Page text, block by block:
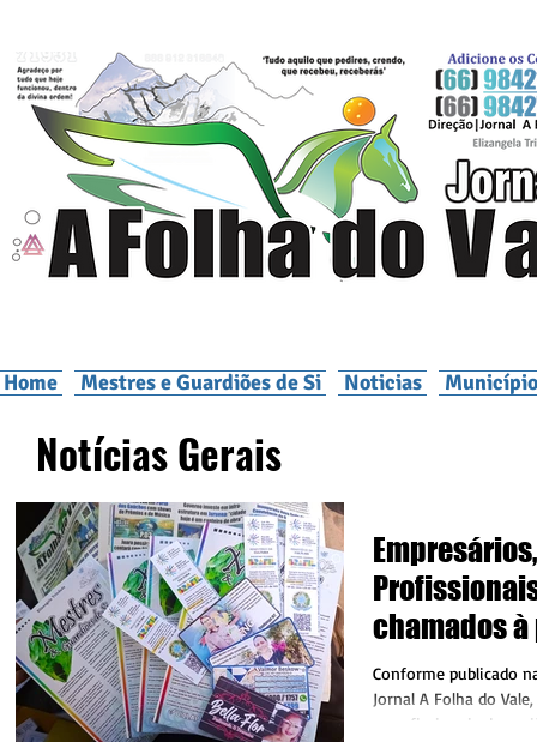
Home Mestres e Guardiões de Si Noticias
Notícias Gerais
Empresários,
chamados
ativamente
Cultural
Conforme publicado
Jornal A Folha do
e profissionais da